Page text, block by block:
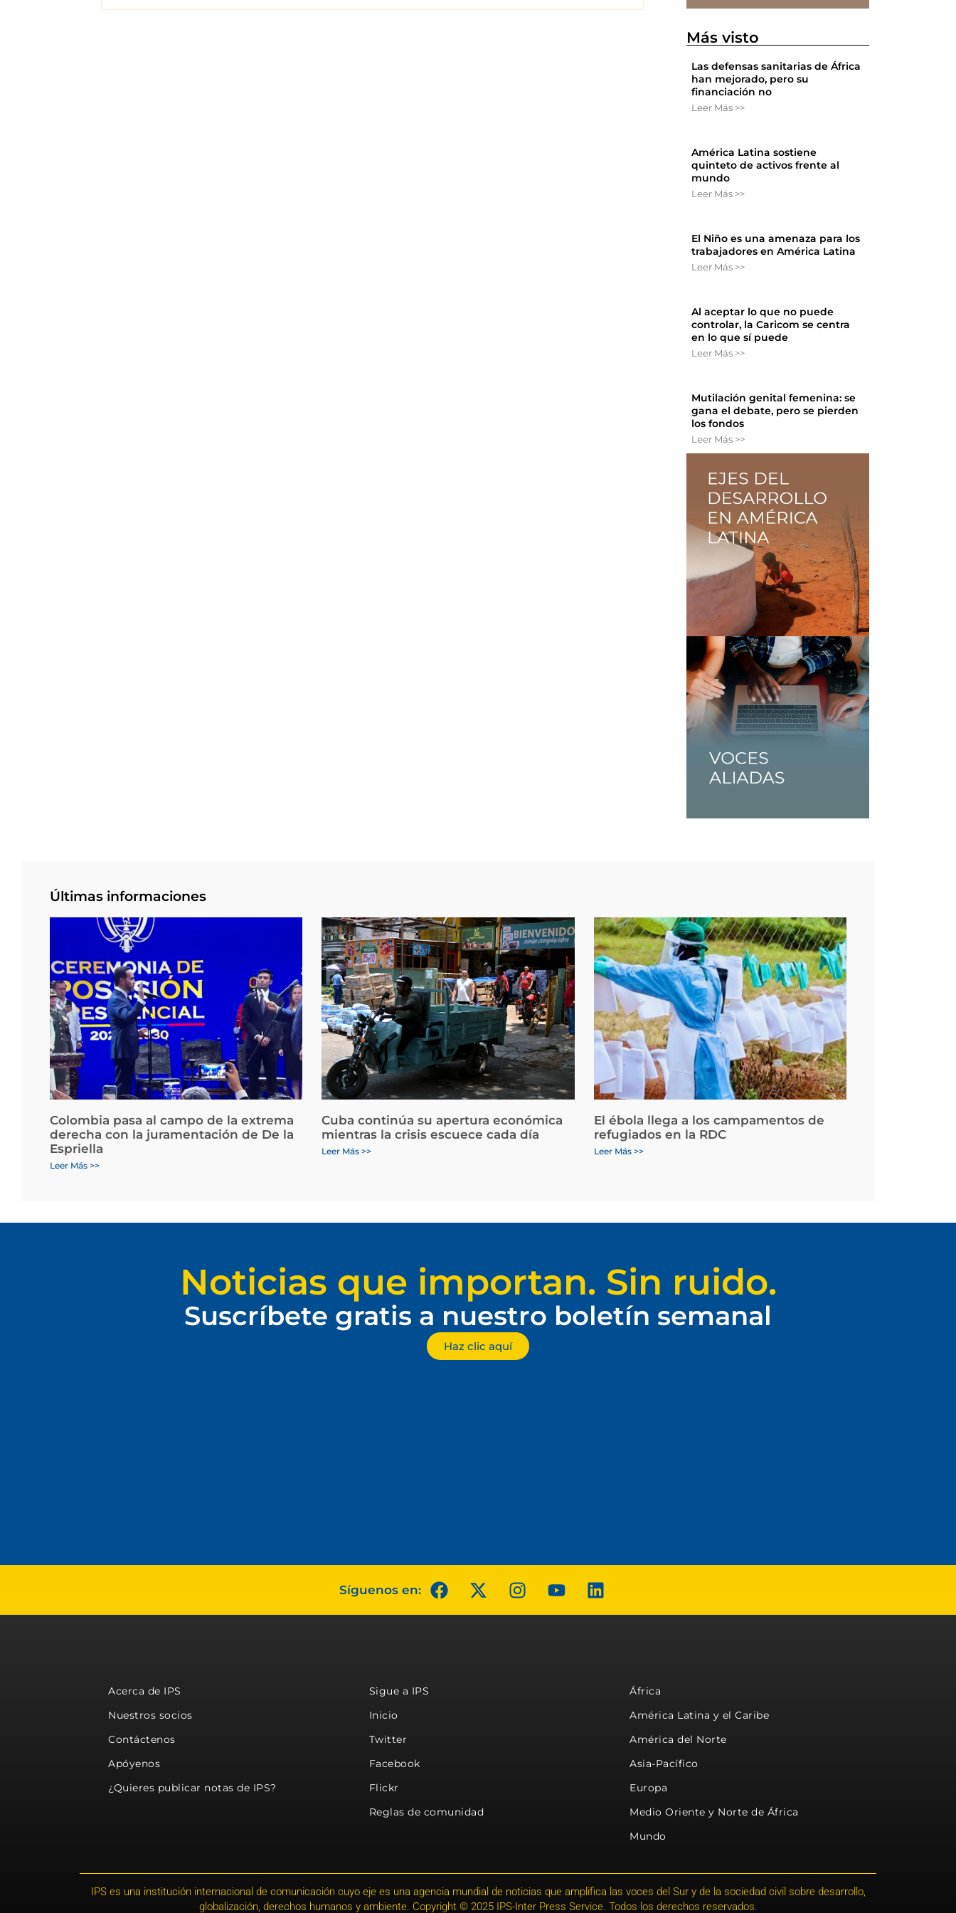
Más visto
Las defensas sanitarias de África
han mejorado, pero su
financiación no
Leer Más >>
América Latina sostiene
quinteto de activos frente al
mundo
Leer Más >>
El Niño es una amenaza para los
trabajadores en América Latina
Leer Más >>
Al aceptar lo que no puede
controlar, la Caricom se centra
en lo que sí puede
Leer Más >>
Mutilación genital femenina: se
gana el debate, pero se pierden
los fondos
Leer Más >>
Últimas informaciones
Colombia pasa al campo de la extrema
derecha con la juramentación de De la
Espriella
Leer Más >>
Cuba continúa su apertura económica
mientras la crisis escuece cada día
Leer Más >>
El ébola llega a los campamentos de
refugiados en la RDC
Leer Más >>
Noticias que importan. Sin ruido.
Suscríbete gratis a nuestro boletín semanal
Haz clic aquí
Síguenos en:
Acerca de IPS
Nuestros socios
Contáctenos
Apóyenos
¿Quieres publicar notas de IPS?
Sigue a IPS
Inicio
Twitter
Facebook
Flickr
Reglas de comunidad
África
América Latina y el Caribe
América del Norte
Asia-Pacífico
Europa
Medio Oriente y Norte de África
Mundo
IPS es una institución internacional de comunicación cuyo eje es una agencia mundial de noticias que amplifica las voces del Sur y de la sociedad civil sobre desarrollo,
globalización, derechos humanos y ambiente. Copyright © 2025 IPS-Inter Press Service. Todos los derechos reservados.